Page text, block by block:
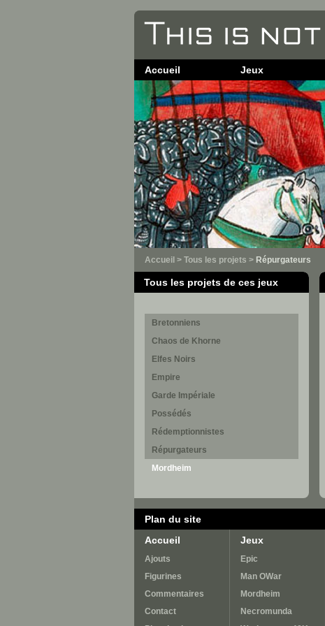
Accueil Jeux
Accueil > Tous les projets > Répurgateurs
Tous les projets de ces jeux
Bretonniens
Chaos de Khorne
Elfes Noirs
Empire
Garde Impériale
Possédés
Rédemptionnistes
Répurgateurs
Mordheim
Plan du site
Accueil
Ajouts
Figurines
Commentaires
Contact
Jeux
Epic
Man OWar
Mordheim
Necromunda